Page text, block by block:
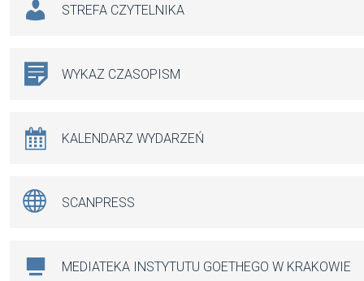
STREFA CZYTELNIKA
WYKAZ CZASOPISM
KALENDARZ WYDARZEŃ
SCANPRESS
MEDIATEKA INSTYTUTU GOETHEGO W KRAKOWIE